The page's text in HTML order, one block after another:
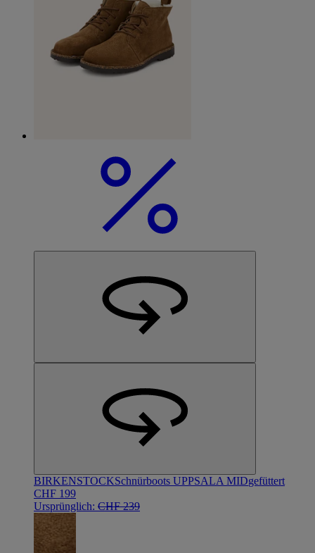
BIRKENSTOCKSchnürboots UPPSALA MIDgefüttert
CHF 199
Ursprünglich: CHF 239